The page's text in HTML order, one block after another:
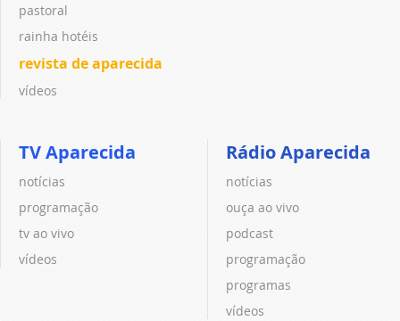
pastoral
rainha hotéis
revista de aparecida
vídeos
TV Aparecida
notícias
programação
tv ao vivo
vídeos
Rádio Aparecida
notícias
ouça ao vivo
podcast
programação
programas
vídeos